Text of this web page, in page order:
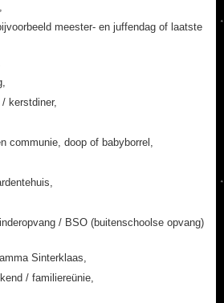
meester- en juffendag of laatste
kerstdiner,
communie, doop of babyborrel,
/ BSO (buitenschoolse opvang)
Sinterklaas,
/ familiereünie,